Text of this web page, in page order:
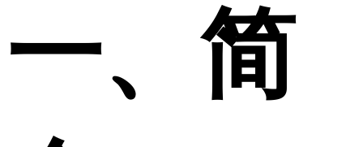
一、简